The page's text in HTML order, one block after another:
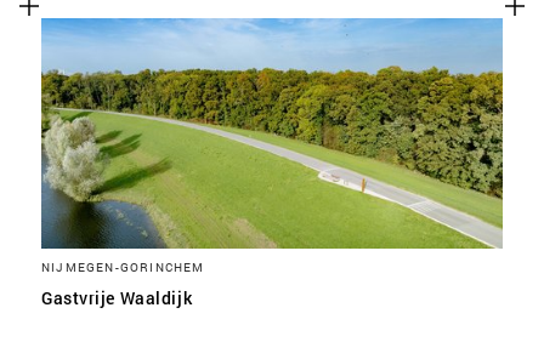
NIJMEGEN-GORINCHEM
Gastvrije Waaldijk